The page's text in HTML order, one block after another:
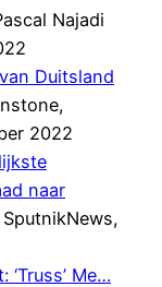
Najadi
Duitsland
2022
naar
SputnikNews,
Me…